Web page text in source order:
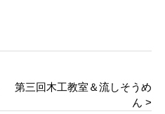
第三回木工教室＆流しそうめ
ん >